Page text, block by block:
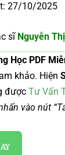
27/10/2025
sĩNguyễn
Học PDF
khảo. Hiện
được Tư Vấn
vào nút